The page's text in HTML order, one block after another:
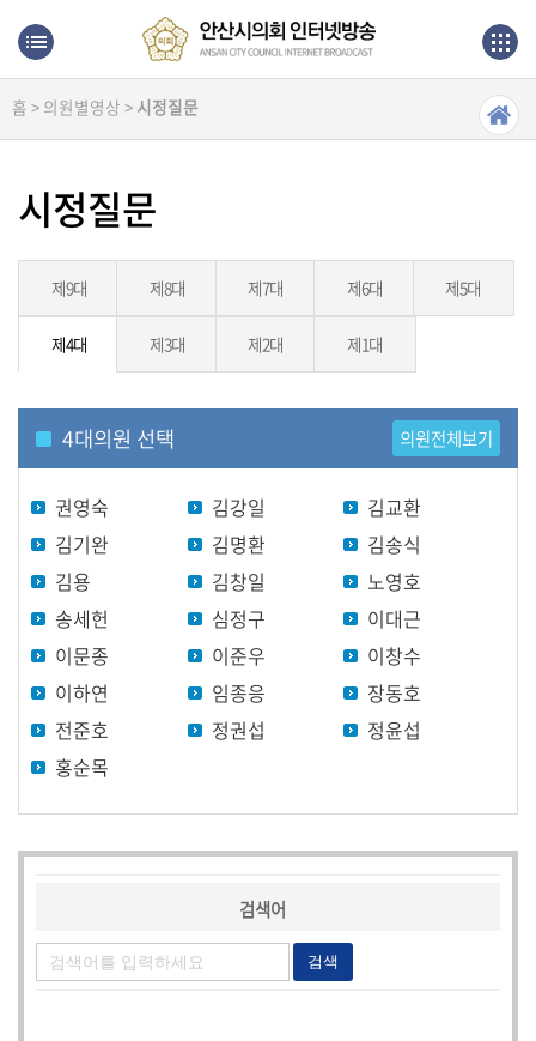
본문으로 바로가기
메인메뉴 바로가기
생
방
본
회
의
상
위
원
회
의
원
별
영
홍
보
상
홈 > 의원별영상 > 시정질문
시정질문
제9대 제8대 제7대 제6대 제5대
제4대 제3대 제2대 제1대
4대의원 선택 의원전체보기
권영숙 김강일
김교환
김기완
김명환
김송식
김용
김창일
노영호
송세헌
심정구
이대근
이문종
이준우
이창수
이하연
임종응
장동호
전준호
정권섭
정윤섭
홍순목
검색어